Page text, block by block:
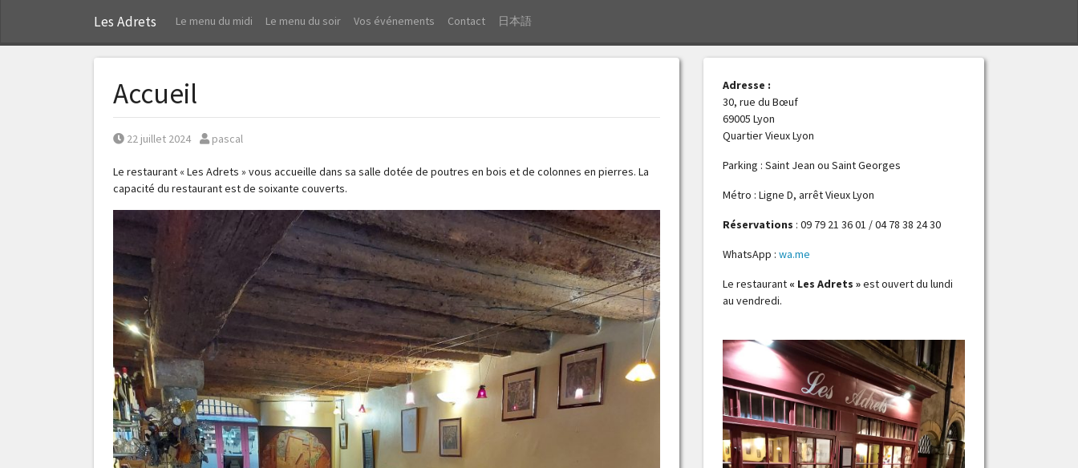
Les Adrets Le menu du midi Le menu du soir Vos événements Contact 日本語
Accueil
Posted on
22 juillet 2024 Posted by
pascal
Le restaurant « Les Adrets » vous accueille dans sa salle dotée de poutres en bois et de colonnes en pierres. La
capacité du restaurant est de soixante couverts.
Adresse :
30, rue du Bœuf
69005 Lyon
Quartier Vieux Lyon
Parking : Saint Jean ou Saint Georges
Métro : Ligne D, arrêt Vieux Lyon
Réservations : 09 79 21 36 01 / 04 78 38 24 30
WhatsApp : wa.me
Le restaurant « Les Adrets »est ouvert du lundi
au vendredi.